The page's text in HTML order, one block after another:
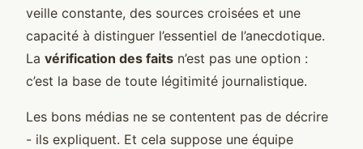
veille constante, des sources croisées et une
capacité à distinguer l’essentiel de l’anecdotique.
La vérification des faits n’est pas une option :
c’est la base de toute légitimité journalistique.
Les bons médias ne se contentent pas de décrire
- ils expliquent. Et cela suppose une équipe